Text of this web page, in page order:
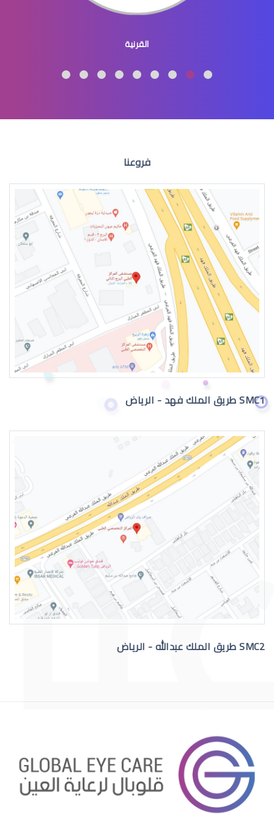
القرنية
فروعنا
SMC1 طريق الملك فهد - الرياض
SMC2 طريق الملك عبدالله - الرياض